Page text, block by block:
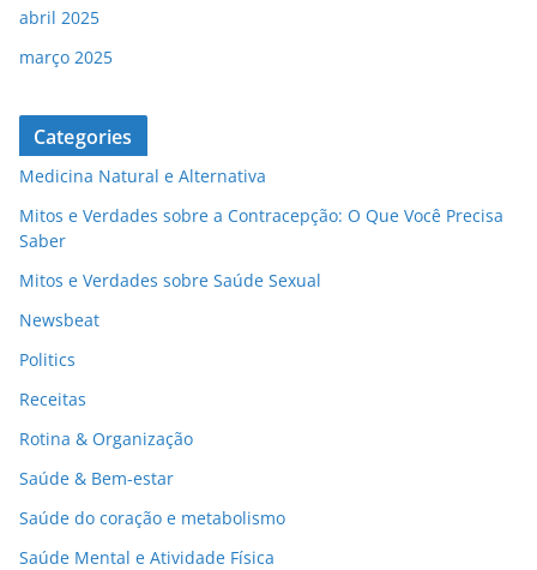
abril 2025
março 2025
Categories
Medicina Natural e Alternativa
Mitos e Verdades sobre a Contracepção: O Que Você Precisa
Saber
Mitos e Verdades sobre Saúde Sexual
Newsbeat
Politics
Receitas
Rotina & Organização
Saúde & Bem-estar
Saúde do coração e metabolismo
Saúde Mental e Atividade Física